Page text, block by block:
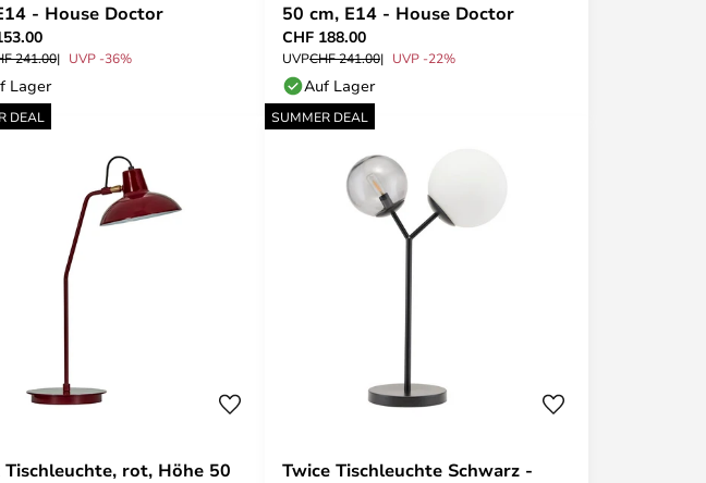
- House Doctor
241.00 UVP -36%
Lager
50 cm, E14 - House Doctor
CHF 188.00
UVPCHF 241.00 UVP -22%
Auf Lager
DEAL
Tischleuchte, rot, Höhe 50
SUMMER DEAL
Twice Tischleuchte Schwarz -